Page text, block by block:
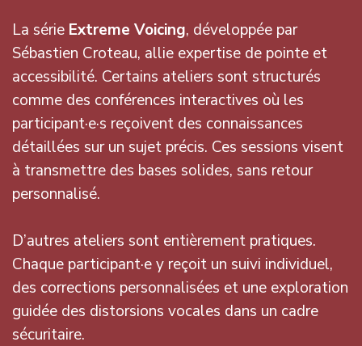
La série Extreme Voicing, développée par
Sébastien Croteau, allie expertise de pointe et
accessibilité. Certains ateliers sont structurés
comme des conférences interactives où les
participant·e·s reçoivent des connaissances
détaillées sur un sujet précis. Ces sessions visent
à transmettre des bases solides, sans retour
personnalisé.
D’autres ateliers sont entièrement pratiques.
Chaque participant·e y reçoit un suivi individuel,
des corrections personnalisées et une exploration
guidée des distorsions vocales dans un cadre
sécuritaire.